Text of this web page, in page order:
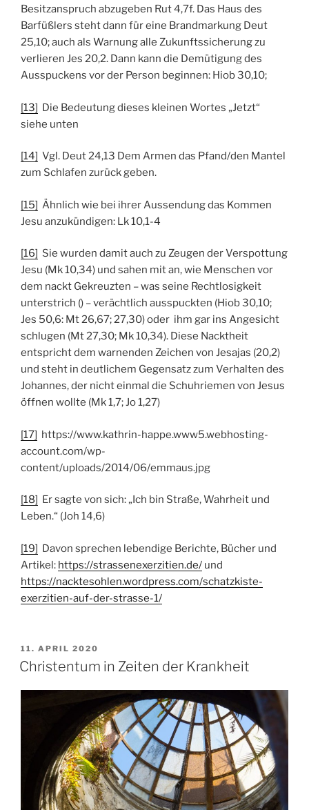
Besitzanspruch abzugeben Rut 4,7f. Das Haus des
Barfüßlers steht dann für eine Brandmarkung Deut
25,10; auch als Warnung alle Zukunftssicherung zu
verlieren Jes 20,2. Dann kann die Demütigung des
Ausspuckens vor der Person beginnen: Hiob 30,10;
[13] Die Bedeutung dieses kleinen Wortes „Jetzt“
siehe unten
[14] Vgl. Deut 24,13 Dem Armen das Pfand/den Mantel
zum Schlafen zurück geben.
[15] Ähnlich wie bei ihrer Aussendung das Kommen
Jesu anzukündigen: Lk 10,1-4
[16] Sie wurden damit auch zu Zeugen der Verspottung
Jesu (Mk 10,34) und sahen mit an, wie Menschen vor
dem nackt Gekreuzten – was seine Rechtlosigkeit
unterstrich () – verächtlich ausspuckten (Hiob 30,10;
Jes 50,6: Mt 26,67; 27,30) oder ihm gar ins Angesicht
schlugen (Mt 27,30; Mk 10,34). Diese Nacktheit
entspricht dem warnenden Zeichen von Jesajas (20,2)
und steht in deutlichem Gegensatz zum Verhalten des
Johannes, der nicht einmal die Schuhriemen von Jesus
öffnen wollte (Mk 1,7; Jo 1,27)
[17] https://www.kathrin-happe.www5.webhosting-
account.com/wp-
content/uploads/2014/06/emmaus.jpg
[18] Er sagte von sich: „Ich bin Straße, Wahrheit und
Leben.“ (Joh 14,6)
[19] Davon sprechen lebendige Berichte, Bücher und
Artikel: https://strassenexerzitien.de/ und
https://nacktesohlen.wordpress.com/schatzkiste-
exerzitien-auf-der-strasse-1/
VERÖFFENTLICHT
AM
11. APRIL 2020
Christentum in Zeiten der Krankheit